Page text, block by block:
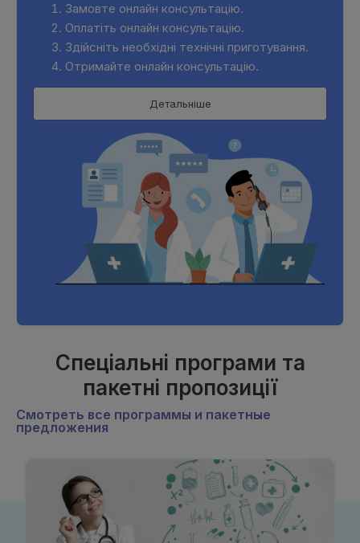
Замовте онлайн консультацію.
Оплатіть онлайн консультацію.
Здійсніть необхідні технічні приготування.
Отримайте онлайн консультацію.
Детальніше
Спеціальні програми та
пакетні пропозиції
Смотреть все программы и пакетные
предложения